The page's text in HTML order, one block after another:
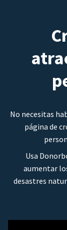
No necesitas
página de
Usa
aumentar
desastres